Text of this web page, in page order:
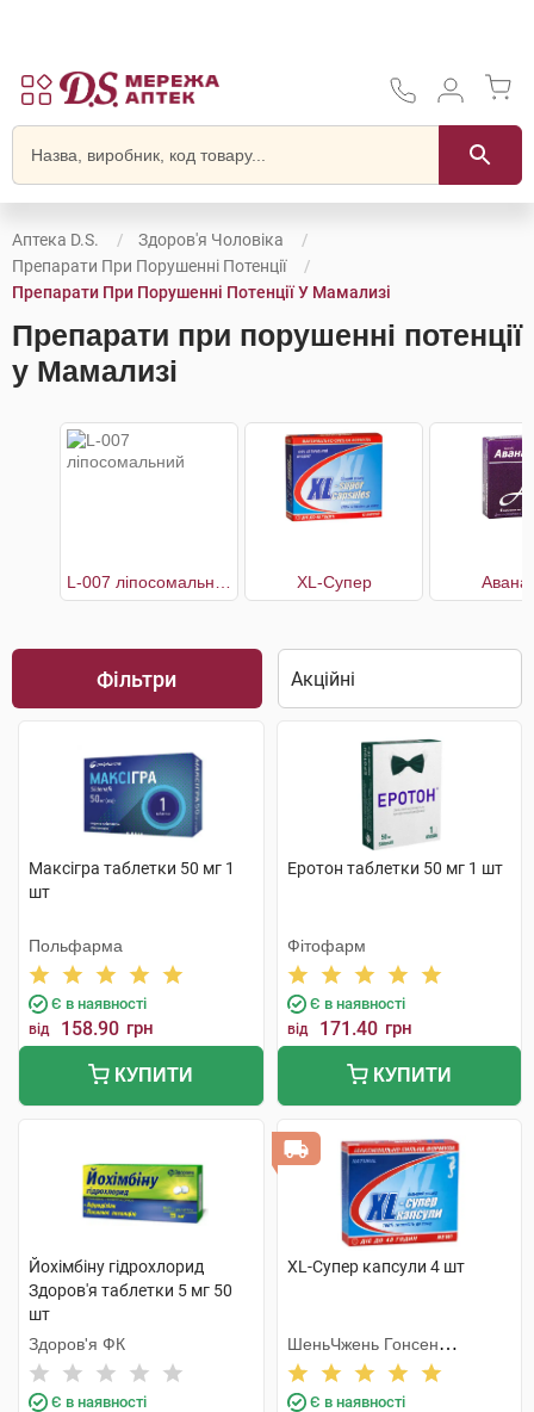
Аптека D.S.
Здоров'я Чоловіка
Препарати При Порушенні Потенції
Препарати При Порушенні Потенції У Мамализі
Препарати при порушенні потенції
у Мамализі
XL-Супер
Фільтри
Максігра таблетки 50 мг 1
шт
Польфарма
Є в наявності
від 158.90 грн
КУПИТИ
Еротон таблетки 50 мг 1 шт
Фітофарм
Є в наявності
від 171.40 грн
КУПИТИ
Йохімбіну гідрохлорид
Здоров'я таблетки 5 мг 50
шт
Здоров'я ФК
Є в наявності
XL-Супер капсули 4 шт
ШеньЧжень Гонсен
Байоледжі Індастрі Ко. Лтд
Є в наявності